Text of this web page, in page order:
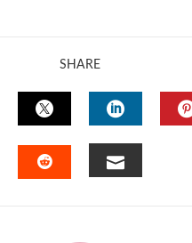
SHARE
TWITTERLINKEDIN